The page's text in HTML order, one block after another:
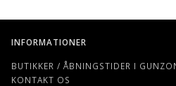
INFORMATIONER
BUTIKKER / ÅBNINGSTIDER I
KONTAKT OS